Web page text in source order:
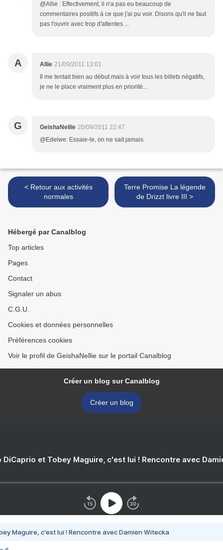
@Allie : Effectivement, il n'a pas eu beaucoup de
commentaires positifs à ce que j'ai pu voir. Disons qu'il ne faut
pas l'ouvrir avec trop d'attentes ...
A Allie 21/09/2011 13:01
Il me tentait bien au début mais à voir tous les billets négatifs,
je ne le place vraiment plus en priorité...
G GeishaNellie 20/09/2011 22:47
@Edelwe: Essaie-le, on ne sait jamais.
< Retour aux activités
normales
Terre Promise La légende
de Drizzt livre III >
Hébergé par Canalblog
Top articles
Pages
Contact
Signaler un abus
C.G.U.
Cookies et données personnelles
Préférences cookies
Voir le profil de GeishaNellie sur le portail Canalblog
Créer un blog sur Canalblog
Créer un blog
DiCaprio et Tobey Maguire, c'est lui ! Rencontre avec
Maguire, c'est lui ! Rencontre avec Damien Witecka